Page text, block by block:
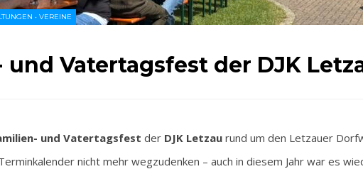
• VEREINE
und Vatertagsfest der DJK
und Vatertagsfest der DJK Letzau rund um den Letzauer
nicht mehr wegzudenken – auch in diesem Jahr war es